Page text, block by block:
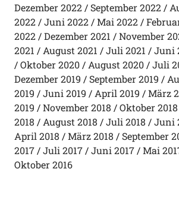
Dezember 2022
September 2022
2022
Juni 2022 Mai 2022
2022
Dezember 2021 November
2021
August 2021 Juli 2021 Juni
Oktober 2020
August 2020 Juli
Dezember 2019
September 2019
2019
Juni 2019 April 2019 März
2019
November 2018 Oktober 2018
2018
August 2018 Juli 2018 Juni
April 2018
März 2018 September
2017
Juli 2017 Juni 2017 Mai
Oktober 2016